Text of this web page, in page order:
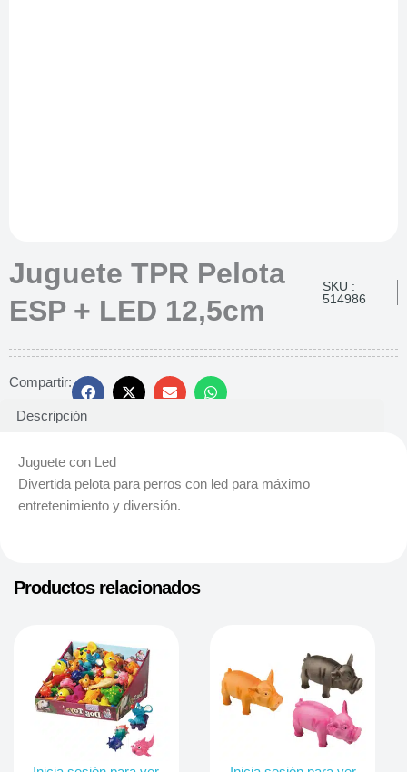
Juguete TPR Pelota
ESP + LED 12,5cm
SKU :
514986
Compartir:
Descripción
Juguete con Led
Divertida pelota para perros con led para máximo
entretenimiento y diversión.
Productos relacionados